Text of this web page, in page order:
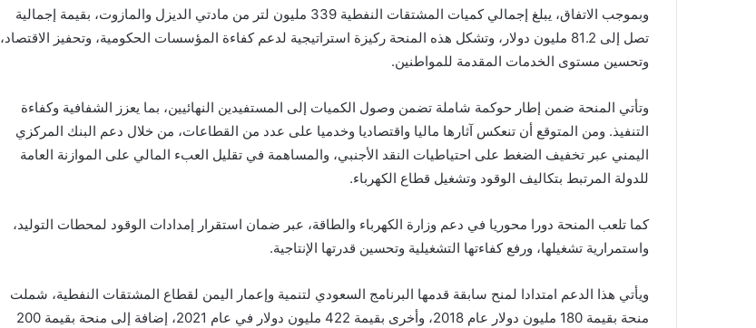
وبموجب الاتفاق، يبلغ إجمالي كميات المشتقات النفطية 339 مليون لتر من مادتي الديزل والمازوت، بقيمة إجمالية
تصل إلى 81.2 مليون دولار، وتشكل هذه المنحة ركيزة استراتيجية لدعم كفاءة المؤسسات الحكومية، وتحفيز الاقتصاد،
وتحسين مستوى الخدمات المقدمة للمواطنين.
وتأتي المنحة ضمن إطار حوكمة شاملة تضمن وصول الكميات إلى المستفيدين النهائيين، بما يعزز الشفافية وكفاءة
التنفيذ. ومن المتوقع أن تنعكس آثارها ماليا واقتصاديا وخدميا على عدد من القطاعات، من خلال دعم البنك المركزي
اليمني عبر تخفيف الضغط على احتياطيات النقد الأجنبي، والمساهمة في تقليل العبء المالي على الموازنة العامة
للدولة المرتبط بتكاليف الوقود وتشغيل قطاع الكهرباء.
كما تلعب المنحة دورا محوريا في دعم وزارة الكهرباء والطاقة، عبر ضمان استقرار إمدادات الوقود لمحطات التوليد،
واستمرارية تشغيلها، ورفع كفاءتها التشغيلية وتحسين قدرتها الإنتاجية.
ويأتي هذا الدعم امتدادا لمنح سابقة قدمها البرنامج السعودي لتنمية وإعمار اليمن لقطاع المشتقات النفطية، شملت
منحة بقيمة 180 مليون دولار عام 2018، وأخرى بقيمة 422 مليون دولار في عام 2021، إضافة إلى منحة بقيمة 200